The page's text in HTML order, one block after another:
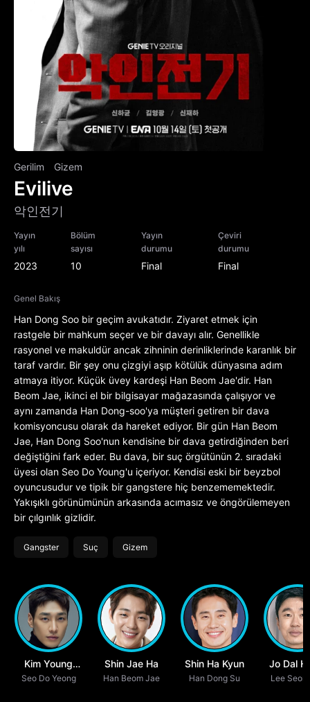
Gerilim Gizem
Evilive
악인전기
Yayın
yılı
2023
Bölüm
sayısı
10
Yayın
durumu
Final
Çeviri
durumu
Final
Genel Bakış
Han Dong Soo bir geçim avukatıdır. Ziyaret etmek için
rastgele bir mahkum seçer ve bir davayı alır. Genellikle
rasyonel ve makuldür ancak zihninin derinliklerinde karanlık bir
taraf vardır. Bir şey onu çizgiyi aşıp kötülük dünyasına adım
atmaya itiyor. Küçük üvey kardeşi Han Beom Jae'dir. Han
Beom Jae, ikinci el bir bilgisayar mağazasında çalışıyor ve
aynı zamanda Han Dong-soo'ya müşteri getiren bir dava
komisyoncusu olarak da hareket ediyor. Bir gün Han Beom
Jae, Han Dong Soo'nun kendisine bir dava getirdiğinden beri
değiştiğini fark eder. Bu dava, bir suç örgütünün 2. sıradaki
üyesi olan Seo Do Young'u içeriyor. Kendisi eski bir beyzbol
oyuncusudur ve tipik bir gangstere hiç benzememektedir.
Yakışıklı görünümünün arkasında acımasız ve öngörülemeyen
bir çılgınlık gizlidir.
Gangster Suç Gizem
Kim Young
Kwang
Seo Do Yeong
Shin Jae Ha
Han Beom Jae
Shin Ha Kyun
Han Dong Su
Jo Dal
Lee Seon